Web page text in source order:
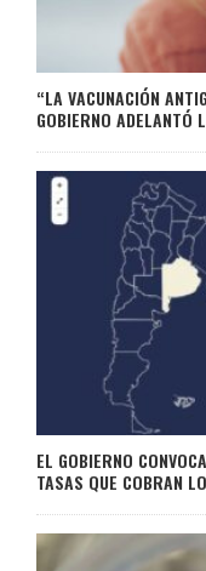
“LA VACUNACIÓN
GOBIERNO ADELANTÓ
EL GOBIERNO
TASAS QUE COBRAN